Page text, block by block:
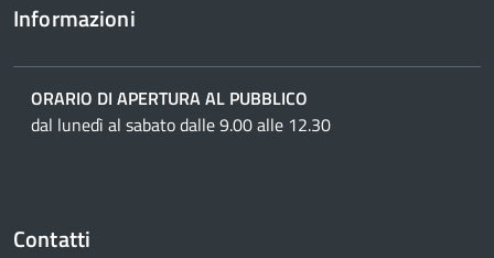
Informazioni
ORARIO DI APERTURA AL PUBBLICO
dal lunedì al sabato dalle 9.00 alle 12.30
Contatti